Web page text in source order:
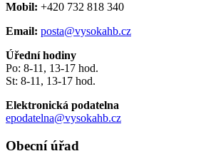
Mobil: +420 732 818 340
Email: posta@vysokahb.cz
Úřední hodiny
Po: 8-11, 13-17 hod.
St: 8-11, 13-17 hod.
Elektronická podatelna
epodatelna@vysokahb.cz
Obecní úřad